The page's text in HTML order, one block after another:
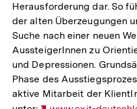
Herausforderung dar. So
der alten Überzeugungen
Suche nach einer neuen
AussteigerInnen zu
und Depressionen.
Phase des
aktive Mitarbeit der